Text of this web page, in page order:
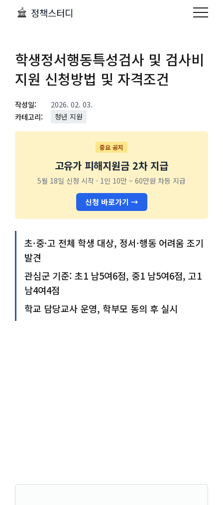
정책스터디
학생정서행동특성검사 및 검사비
지원 신청방법 및 자격조건
작성일:
2026. 02. 03.
카테고리:
청년 지원
중요 공지
고유가 피해지원금 2차 지급
5월 18일 신청 시작 · 1인 10만 ~ 60만원 차등 지급
신청 바로가기 →
초·중·고 전체 학생 대상, 정서·행동 어려움 조기
발견
관심군 기준: 초1 남5여6점, 중1 남5여6점, 고1
남4여4점
학교 담당교사 운영, 학부모 동의 후 실시